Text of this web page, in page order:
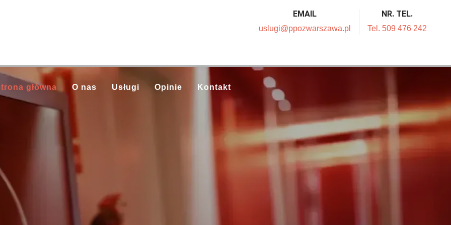
EMAIL
uslugi@ppozwarszawa.pl
NR. TEL.
Tel. 509 476 242
główna O nas Usługi Opinie Kontakt